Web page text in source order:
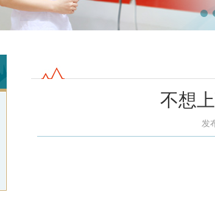
不想
发